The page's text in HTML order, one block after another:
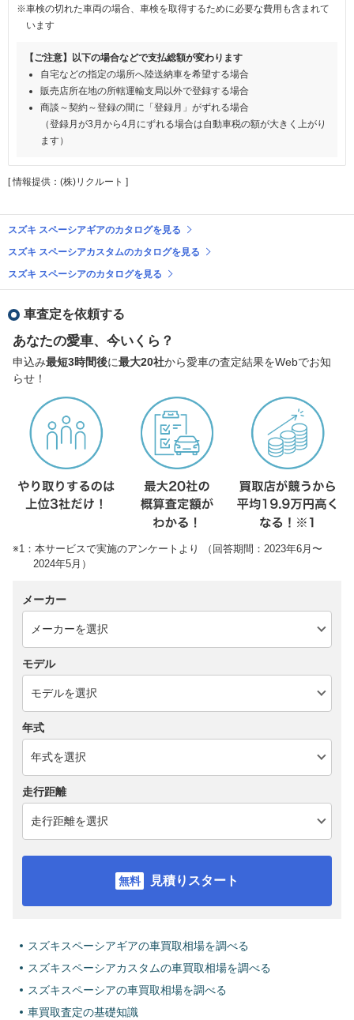
※車検の切れた車両の場合、車検を取得するために必要な費用も含まれて
います
【ご注意】以下の場合などで支払総額が変わります
自宅などの指定の場所へ陸送納車を希望する場合
販売店所在地の所轄運輸支局以外で登録する場合
商談～契約～登録の間に「登録月」がずれる場合
（登録月が3月から4月にずれる場合は自動車税の額が大きく上がり
ます）
[ 情報提供：(株)リクルート ]
スズキ スペーシアギアのカタログを見る
スズキ スペーシアカスタムのカタログを見る
スズキ スペーシアのカタログを見る
車査定を依頼する
あなたの愛車、今いくら？
申込み最短3時間後に最大20社から愛車の査定結果をWebでお知
らせ！
※1：本サービスで実施のアンケートより （回答期間：2023年6月〜
2024年5月）
メーカー
モデル
年式
走行距離
見積りスタート
スズキスペーシアギアの車買取相場を調べる
スズキスペーシアカスタムの車買取相場を調べる
スズキスペーシアの車買取相場を調べる
車買取査定の基礎知識